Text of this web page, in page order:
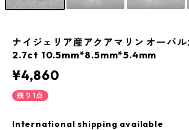
ナイジェリア産アクアマリン オーバ
2.7ct 10.5mm*8.5mm*5.4mm
¥4,860
残り1点
International shipping available